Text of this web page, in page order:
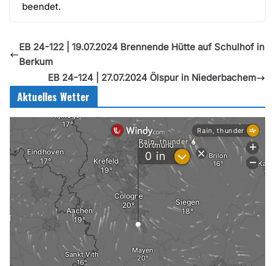
beendet.
EB 24-122 | 19.07.2024 Brennende Hütte auf Schulhof in
Berkum
EB 24-124 | 27.07.2024 Ölspur in Niederbachem
Aktuelles Wetter